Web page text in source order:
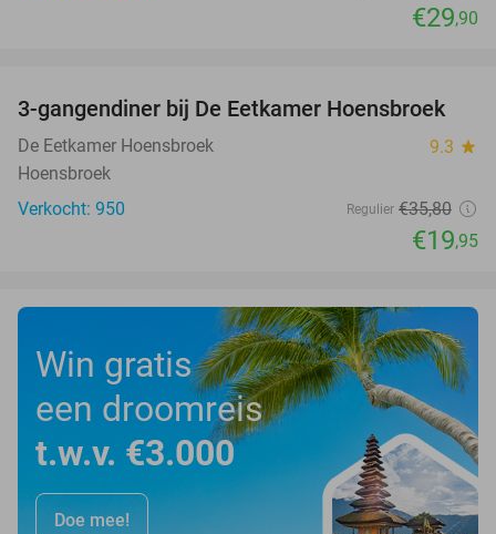
€29,90
44%
3-gangendiner bij De Eetkamer Hoensbroek
De Eetkamer Hoensbroek 9.3 star
Hoensbroek
Verkocht: 950
Regulier €35,80
€19,95
Win gratis
een droomreis
t.w.v. €3.000
Doe mee!